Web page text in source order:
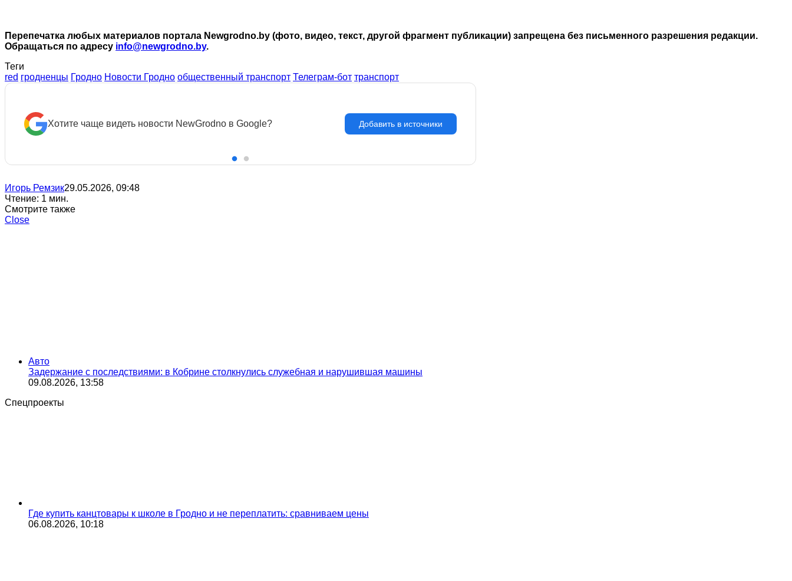
Перепечатка любых материалов портала Newgrodno.by (фото, видео, текст, другой фрагмент публикации) запрещена без письменного разрешения редакции.
Обращаться по адресу info@newgrodno.by.
Теги
red гродненцы Гродно Новости Гродно общественный транспорт Телеграм-бот транспорт
Хотите чаще видеть новости NewGrodno в Google? Добавить в источники
Игорь Ремзик29.05.2026, 09:48
Чтение: 1 мин.
Смотрите также
Close
Авто
Задержание с последствиями: в Кобрине столкнулись служебная и нарушившая машины
09.08.2026, 13:58
Спецпроекты
Где купить канцтовары к школе в Гродно и не переплатить: сравниваем цены
06.08.2026, 10:18